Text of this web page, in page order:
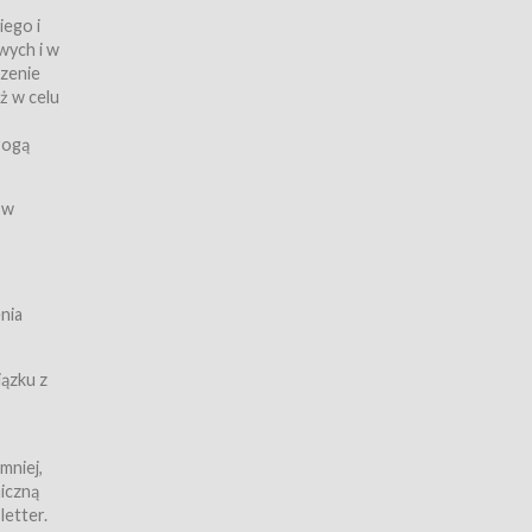
z
i
i w
w celu
z